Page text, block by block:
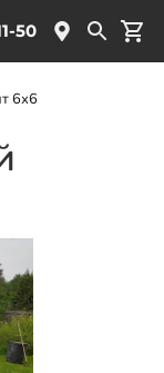
50
6х6